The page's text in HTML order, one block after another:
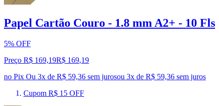
Papel Cartão Couro - 1.8 mm A2+ - 10 Fls
5% OFF
Preço R$ 169,19R$ 169,19
no Pix Ou 3x de R$ 59,36 sem jurosou 3x de R$ 59,36 sem juros
Cupom R$ 15 OFF